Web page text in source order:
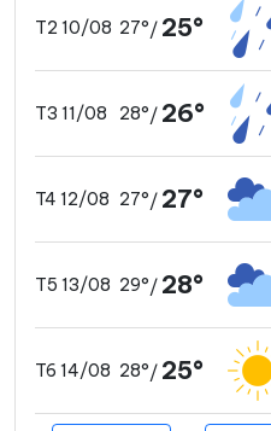
T2 10/08 27°/ 25°
T3 11/08 28°/ 26°
T4 12/08 27°/ 27°
T5 13/08 29°/ 28°
T6 14/08 28°/ 25°